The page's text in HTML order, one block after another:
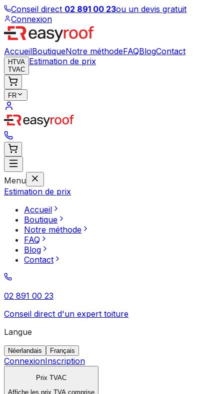
Conseil direct 02 891 00 23ou un devis gratuit
Connexion
AccueilBoutiqueNotre méthodeFAQBlogContact
HTVA
TVAC
Estimation de prix
FR
Menu
Estimation de prix
Accueil
Boutique
Notre méthode
FAQ
Blog
Contact
02 891 00 23
Conseil direct d'un expert toiture
Langue
Néerlandais Français
ConnexionInscription
Prix TVAC
Affiche les prix TVA comprise